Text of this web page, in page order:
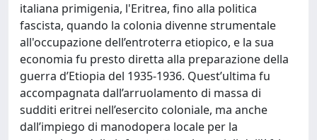
italiana primigenia, l'Eritrea, fino alla politica
fascista, quando la colonia divenne strumentale
all'occupazione dell’entroterra etiopico, e la sua
economia fu presto diretta alla preparazione della
guerra d’Etiopia del 1935-1936. Quest’ultima fu
accompagnata dall’arruolamento di massa di
sudditi eritrei nell’esercito coloniale, ma anche
dall’impiego di manodopera locale per la